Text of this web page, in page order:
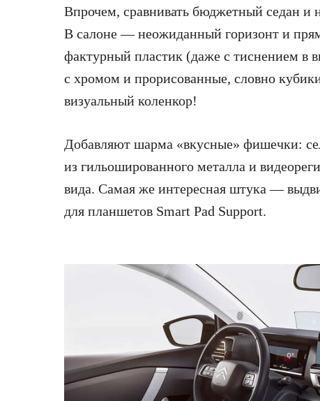
Впрочем, сравнивать бюджетный седан и
В салоне — неожиданный горизонт и
фактурный пластик (даже с тиснением в
с хромом и прорисованные, словно
визуальный коленкор!
Добавляют шарма «вкусные» фишечки:
из гильошированного металла и
вида. Самая же интересная штука —
для планшетов Smart Pad Support.